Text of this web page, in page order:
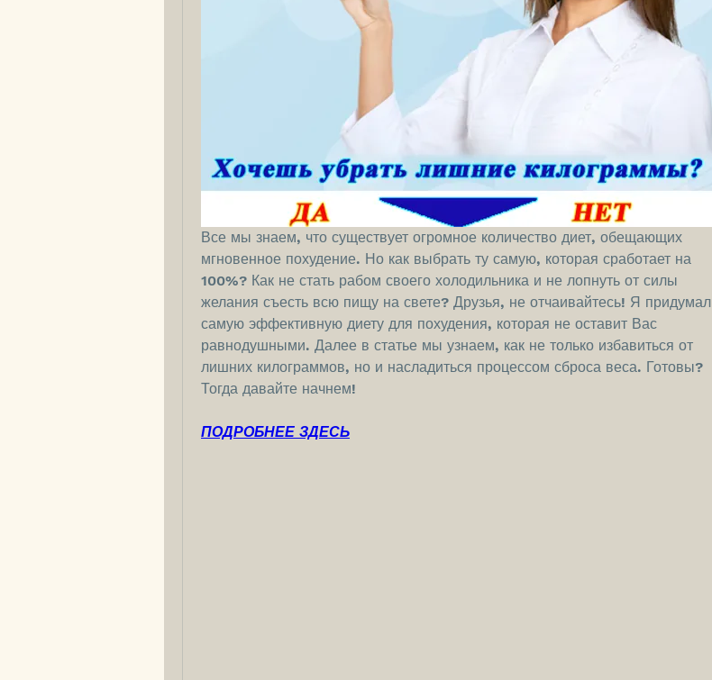
Все мы знаем, что существует огромное количество диет, обещающих
мгновенное похудение. Но как выбрать ту самую, которая сработает на
100%? Как не стать рабом своего холодильника и не лопнуть от силы
желания съесть всю пищу на свете? Друзья, не отчаивайтесь! Я придумал
самую эффективную диету для похудения, которая не оставит Вас
равнодушными. Далее в статье мы узнаем, как не только избавиться от
лишних килограммов, но и насладиться процессом сброса веса. Готовы?
Тогда давайте начнем!
ПОДРОБНЕЕ ЗДЕСЬ